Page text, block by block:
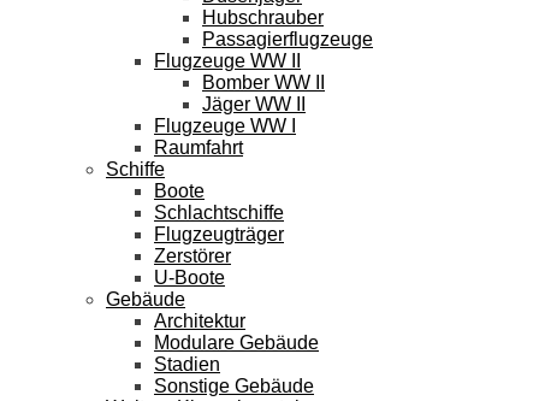
Hubschrauber
Passagierflugzeuge
Flugzeuge WW II
Bomber WW II
Jäger WW II
Flugzeuge WW I
Raumfahrt
Schiffe
Boote
Schlachtschiffe
Flugzeugträger
Zerstörer
U-Boote
Gebäude
Architektur
Modulare Gebäude
Stadien
Sonstige Gebäude